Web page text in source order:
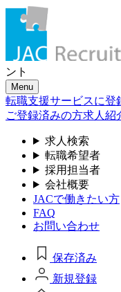
ント
Menu
転職支援サービスに登
ご登録済みの方求人紹
求人検索
転職希望者
採用担当者
会社概要
JACで働きたい方
FAQ
お問い合わせ
保存済み
新規登録